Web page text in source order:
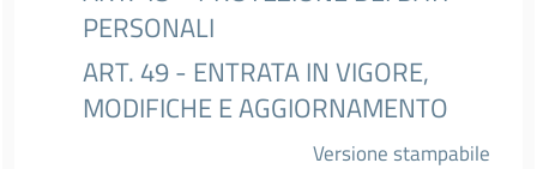
PERSONALI
ART. 49 - ENTRATA IN VIGORE,
MODIFICHE E AGGIORNAMENTO
Versione stampabile